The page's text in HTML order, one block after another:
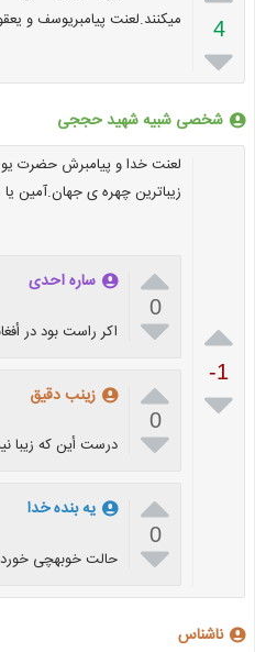
4

میکنند.لعنت پیامبریوسف و
شخصی شبیه شهید حججی

-1

لعنت خدا و پیامبرش حضرت
زیباترین چهره ی جهان.آمین یا

0

ساره احدى
اكر راست بود در

0

زينب دقيق
درست أين كه زيبا

0

یه بنده خدا
حالت خوبهچی
ناشناس